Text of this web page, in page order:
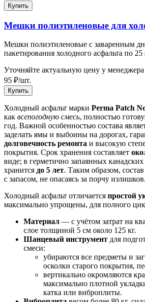
Купить
Мешки полиэтиленовые для
Мешки полиэтиленовые с заваренным
пакетирования холодного асфальта по 25
Уточняйте актуальную цену у менеджера
95 ₽/шт.
Купить
Холодный асфальт марки Perma Patch
как всепогодную смесь, полностью
год. Важной особенностью состава
заделать ямы и выбоины на дорогах,
долговечность ремонта и высокую
покрытия. Срок хранения составляет
виде; в герметично запаянных
хранится до 5 лет. Таким образом,
с запасом, не опасаясь за порчу излишков.
Холодный асфальт отличается простой
максимально упрощены, для полного
Материал — с учётом затрат на
слое толщиной 5 см около 125 кг.
Шанцевый инструмент для
смеси:
убираются все предметы и
осколки старого покрытия,
вертикально окромляются
максимально плотной
катка или виброплиты.